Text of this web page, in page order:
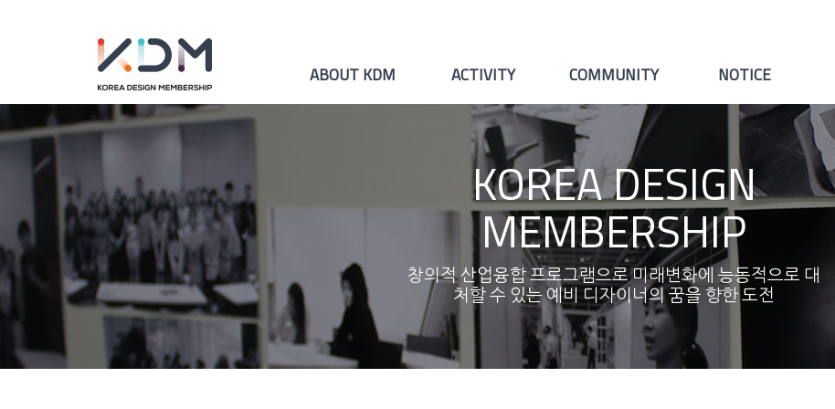
ABOUT KDM ACTIVITY COMMUNITY NOTICE
KOREA DESIGN
MEMBERSHIP
창의적 산업융합 프로그램으로 미래변화에 능동적으로 대
처할 수 있는 예비 디자이너의 꿈을 향한 도전